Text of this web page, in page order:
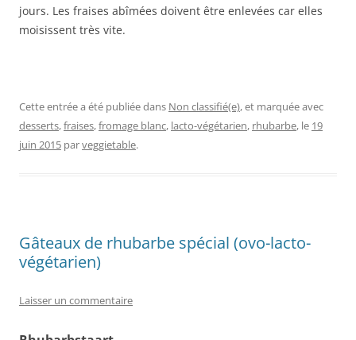
jours. Les fraises abîmées doivent être enlevées car elles
moisissent très vite.
Cette entrée a été publiée dans Non classifié(e), et marquée avec
desserts,fraises,fromage blanc, lacto-végétarien, rhubarbe, le 19
juin 2015 parveggietable.
Gâteaux de rhubarbe spécial (ovo-lacto-
végétarien)
Laisser un commentaire